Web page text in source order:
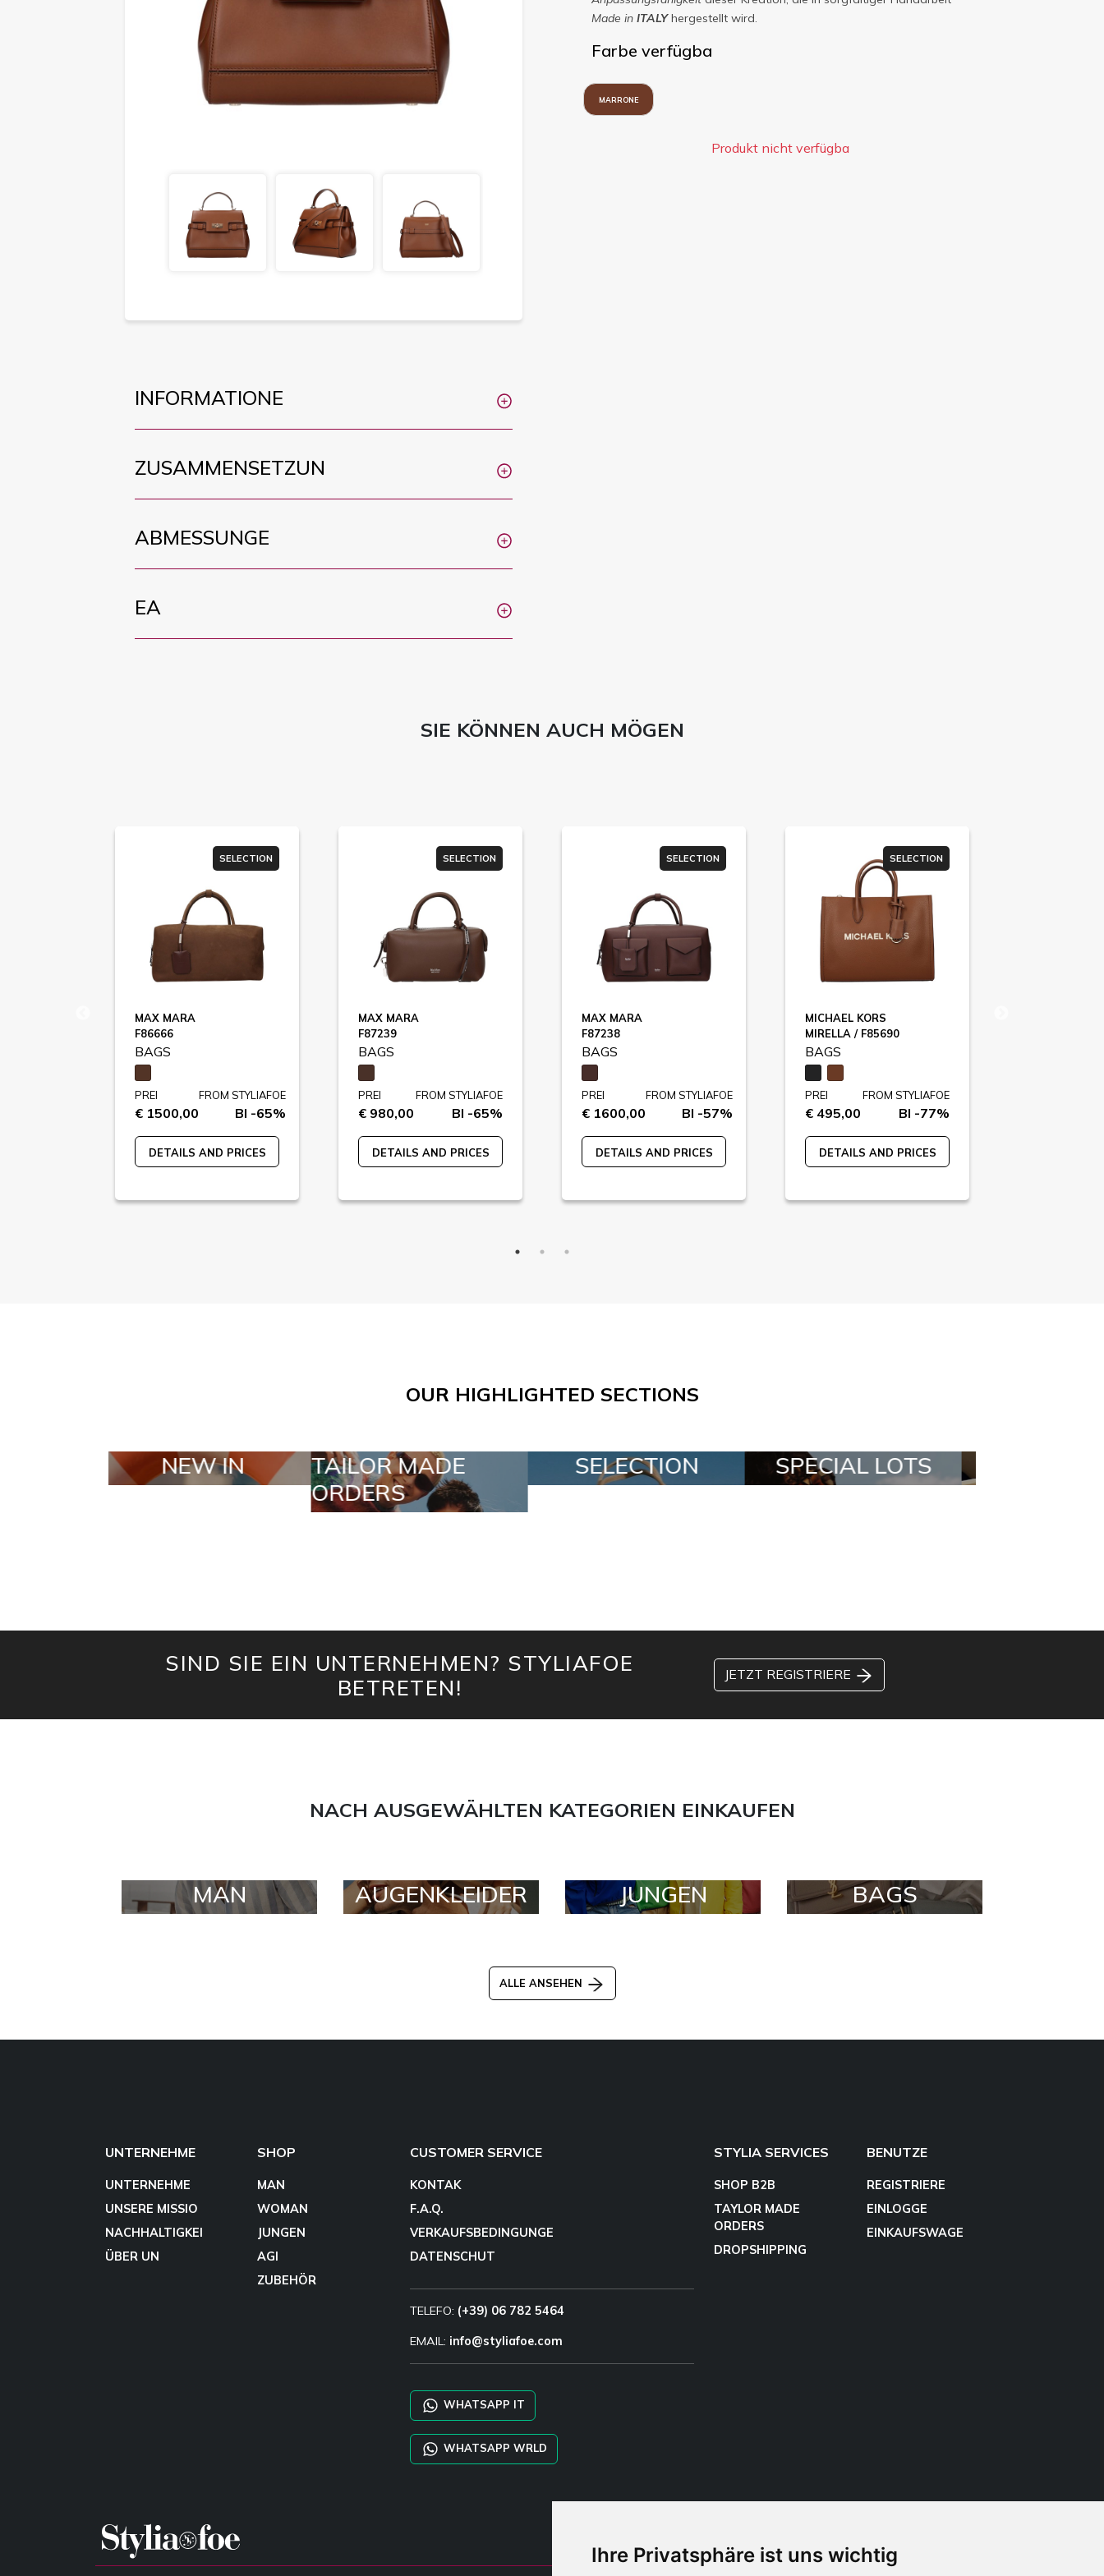
Ihre Privatsphäre ist uns wichtig
INFORMATIONE
ZUSAMMENSETZUN
ABMESSUNGE
EA
Made in ITALYhergestellt wird.
Farbe verfügba
MARRONE
Produkt nicht verfügba
SIE KÖNNEN AUCH MÖGEN
SELECTION
MAX MARA
F86666
BAGS
PREI
€ 1500,00
FROM STYLIAFOE
BI -65%
DETAILS AND PRICES
SELECTION
MAX MARA
F87239
BAGS
PREI
€ 980,00
FROM STYLIAFOE
BI -65%
DETAILS AND PRICES
SELECTION
MAX MARA
F87238
BAGS
PREI
€ 1600,00
FROM STYLIAFOE
BI -57%
DETAILS AND PRICES
SELECTION
MICHAEL KORS
MIRELLA / F85690
BAGS
PREI
€ 495,00
FROM STYLIAFOE
BI -77%
DETAILS AND PRICES
OUR HIGHLIGHTED SECTIONS
TAILOR MADE
ORDERS
SELECTION SPECIAL LOTS ALL IN A BOX
SIND SIE EIN UNTERNEHMEN? STYLIAFOE
BETRETEN!
JETZT REGISTRIERE
NACH AUSGEWÄHLTEN KATEGORIEN EINKAUFEN
MAN AUGENKLEIDER JUNGEN BAGS
ALLE ANSEHEN
UNTERNEHME
UNTERNEHME
UNSERE MISSIO
NACHHALTIGKEI
ÜBER UN
SHOP
MAN
WOMAN
JUNGEN
AGI
ZUBEHÖR
CUSTOMER SERVICE
KONTAK
F.A.Q.
VERKAUFSBEDINGUNGE
DATENSCHUT
TELEFO: (+39) 06 782 5464
EMAIL: info@styliafoe.com
WHATSAPP IT
WHATSAPP WRLD
STYLIA SERVICES
SHOP B2B
TAYLOR MADE
ORDERS
DROPSHIPPING
BENUTZE
REGISTRIERE
EINLOGGE
EINKAUFSWAGE